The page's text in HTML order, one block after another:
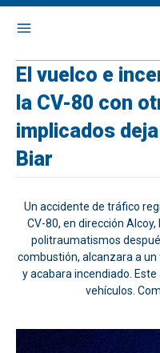
El vuelco e
la CV-80 con
implicados
Biar
Un accidente de tráfico
CV-80, en dirección
politraumatismos
combustión, alcanzara a
y acabara incendiado.
vehículos.